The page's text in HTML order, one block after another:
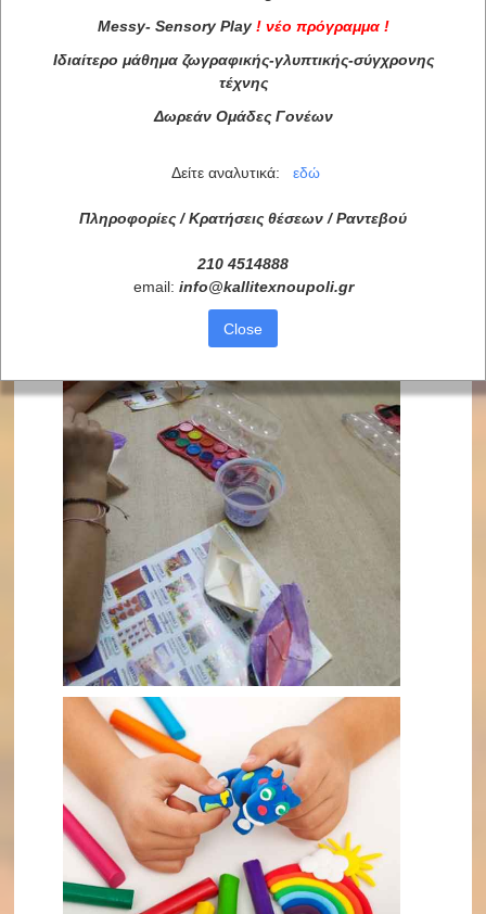
Messy- Sensory Play ! νέο πρόγραμμα !
Ιδιαίτερο μάθημα ζωγραφικής-γλυπτικής-σύγχρονης
τέχνης
Δωρεάν Ομάδες Γονέων
Δείτε αναλυτικά: εδώ
Πληροφορίες / Κρατήσεις θέσεων / Ραντεβού
210 4514888
email: info@kallitexnoupoli.gr
Close